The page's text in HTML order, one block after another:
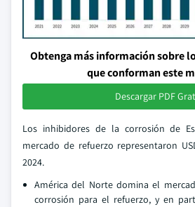
Obtenga más información sobre
que conforman este
Descargar PDF
Los inhibidores de la corrosión de
mercado de refuerzo representaron
2024.
América del Norte domina el
corrosión para el refuerzo, y en